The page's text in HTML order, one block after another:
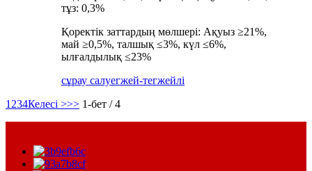
тұз: 0,3%
Қоректік заттардың мөлшері: Ақуыз ≥21%,
май ≥0,5%, талшық ≤3%, күл ≤6%,
ылғалдылық ≤23%
сұрау салуегжей-тегжейлі
1 234Келесі >>> 1-бет / 4